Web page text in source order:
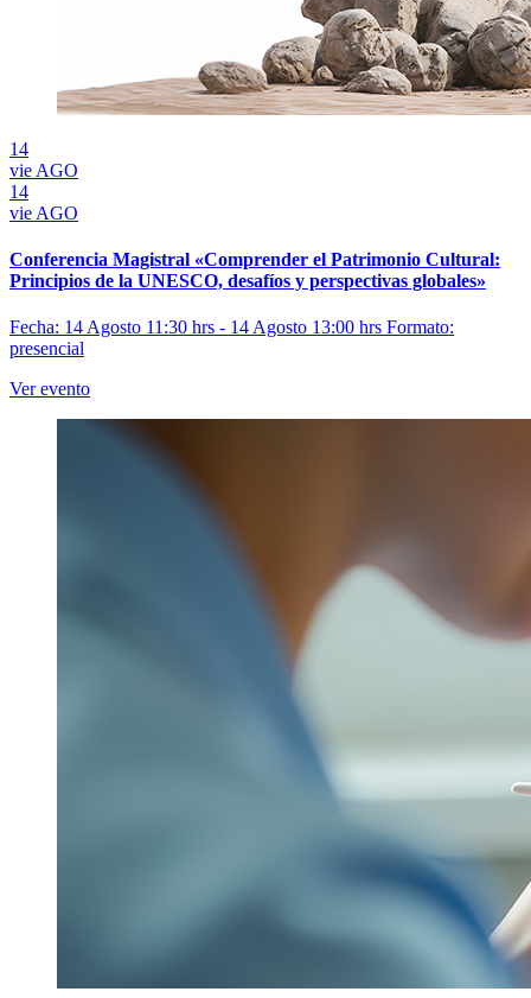
14
vie AGO
14
vie AGO
Conferencia Magistral «Comprender el Patrimonio Cultural:
Principios de la UNESCO, desafíos y perspectivas globales»
Fecha: 14 Agosto 11:30 hrs - 14 Agosto 13:00 hrs Formato:
presencial
Ver evento